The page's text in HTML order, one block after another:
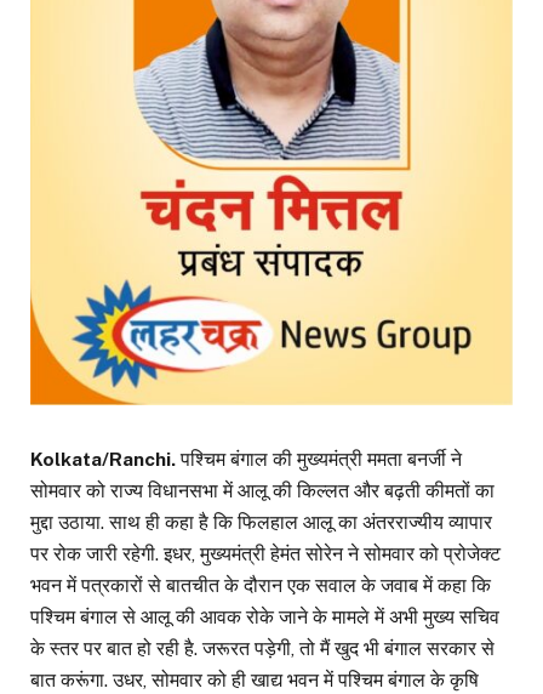
Kolkata/Ranchi.पश्चिम बंगाल की मुख्यमंत्री ममता बनर्जी ने
सोमवार को राज्य विधानसभा में आलू की किल्लत और बढ़ती कीमतों का
मुद्दा उठाया. साथ ही कहा है कि फिलहाल आलू का अंतरराज्यीय व्यापार
पर रोक जारी रहेगी. इधर, मुख्यमंत्री हेमंत सोरेन ने सोमवार को प्रोजेक्ट
भवन में पत्रकारों से बातचीत के दौरान एक सवाल के जवाब में कहा कि
पश्चिम बंगाल से आलू की आवक रोके जाने के मामले में अभी मुख्य सचिव
के स्तर पर बात हो रही है. जरूरत पड़ेगी, तो मैं खुद भी बंगाल सरकार से
बात करूंगा. उधर, सोमवार को ही खाद्य भवन में पश्चिम बंगाल के कृषि